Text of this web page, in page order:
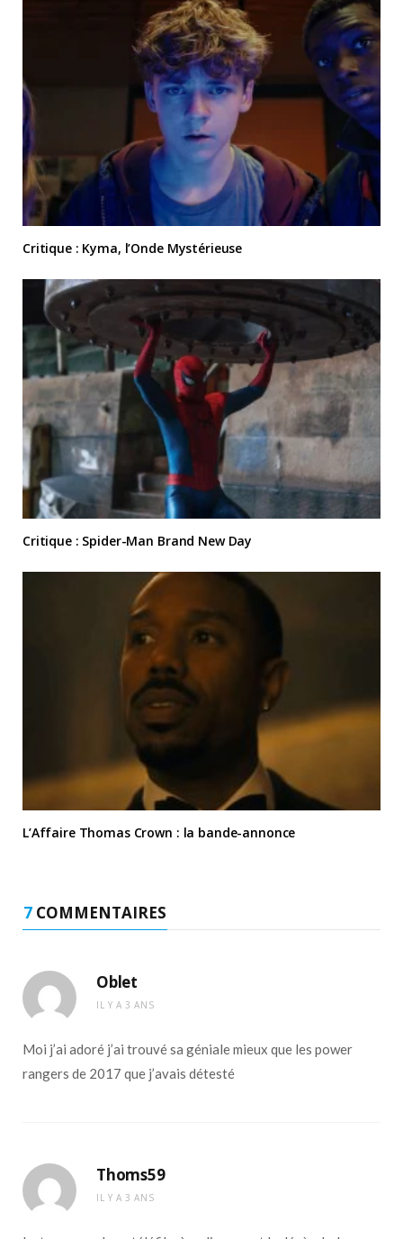
Critique : Kyma, l’Onde Mystérieuse
Critique : Spider-Man Brand New Day
L’Affaire Thomas Crown : la bande-annonce
7 COMMENTAIRES
Oblet
IL Y A 3 ANS
Moi j’ai adoré j’ai trouvé sa géniale mieux que les power
rangers de 2017 que j’avais détesté
Thoms59
IL Y A 3 ANS